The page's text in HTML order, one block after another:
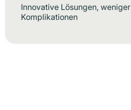
Innovative Lösungen, weniger
Komplikationen